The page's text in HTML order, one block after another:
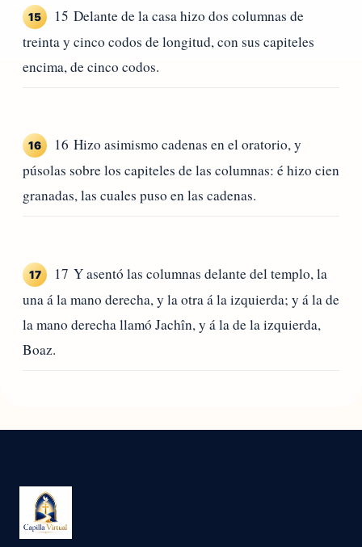
15
15 Delante de la casa hizo dos columnas de
treinta y cinco codos de longitud, con sus capiteles
encima, de cinco codos.
16
16 Hizo asimismo cadenas en el oratorio, y
púsolas sobre los capiteles de las columnas: é hizo cien
granadas, las cuales puso en las cadenas.
17
17 Y asentó las columnas delante del templo, la
una á la mano derecha, y la otra á la izquierda; y á la de
la mano derecha llamó Jachîn, y á la de la izquierda,
Boaz.